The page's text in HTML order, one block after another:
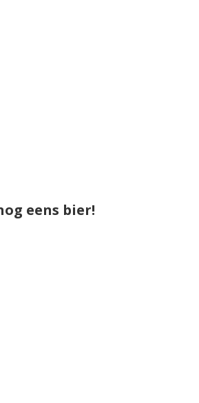
eens bier!